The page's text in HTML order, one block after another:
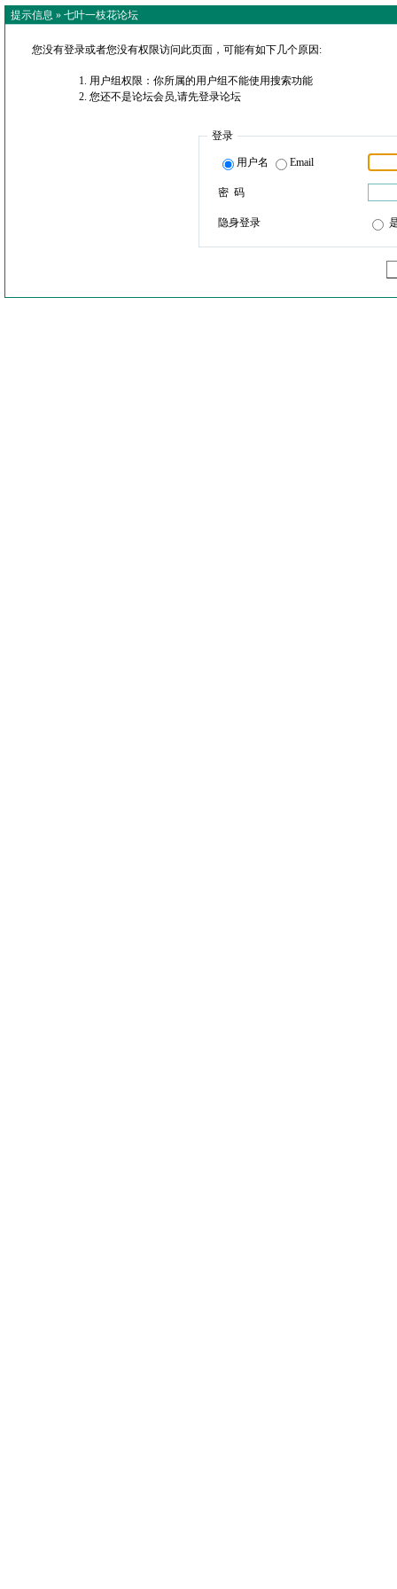
提示信息 » 七叶一枝花论坛
您没有登录或者您没有权限访问此页面，可能有如下几个原因:
用户组权限：你所属的用户组不能使用搜索功能
您还不是论坛会员,请先登录论坛
登录
用户名 Email
密 码
隐身登录